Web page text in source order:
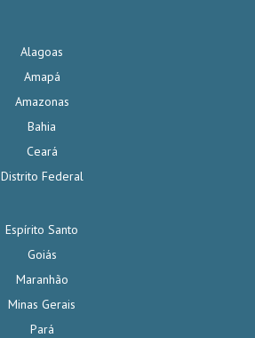
Alagoas
Amapá
Amazonas
Bahia
Ceará
Distrito Federal
Espírito Santo
Goiás
Maranhão
Minas Gerais
Pará